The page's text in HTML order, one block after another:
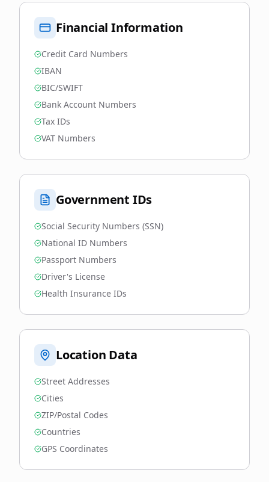
Financial Information
Credit Card Numbers
IBAN
BIC/SWIFT
Bank Account Numbers
Tax IDs
VAT Numbers
Government IDs
Social Security Numbers (SSN)
National ID Numbers
Passport Numbers
Driver's License
Health Insurance IDs
Location Data
Street Addresses
Cities
ZIP/Postal Codes
Countries
GPS Coordinates